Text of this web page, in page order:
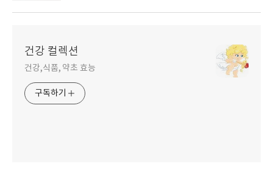
건강 컬렉션
건강,식품, 약초 효능
구독하기